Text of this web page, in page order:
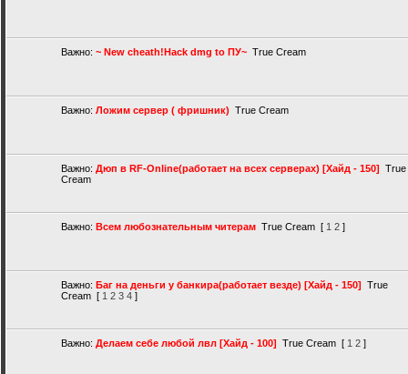
Важно: ~ New cheath!Hack dmg tо ПУ~ True Cream
Важно: Ложим сервер ( фришник) True Cream
Важно: Дюп в RF-Online(работает на всех серверах) [Хайд - 150] True
Cream
Важно: Всем любознательным читерам True Cream [ 1 2 ]
Важно: Баг на деньги у банкира(работает везде) [Хайд - 150] True
Cream [ 1 2 3 4 ]
Важно: Делаем себе любой лвл [Хайд - 100] True Cream [ 1 2 ]